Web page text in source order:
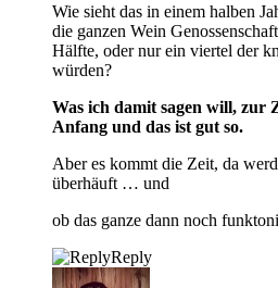
Wie sieht das in einem halben
die ganzen Wein
Hälfte, oder nur ein viertel der
würden?
Was ich damit sagen will, zur
Anfang und das ist gut so.
Aber es kommt die Zeit, da
überhäuft … und
ob das ganze dann noch
Reply